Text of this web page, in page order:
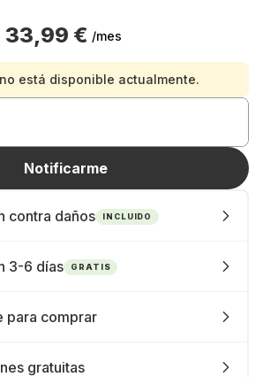
33,99 € /mes
está disponible actualmente.
Notificarme
contra daños INCLUIDO
3-6 días GRATIS
para comprar
gratuitas